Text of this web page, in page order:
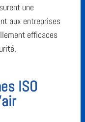
une
aux entreprises
efficaces
ISO